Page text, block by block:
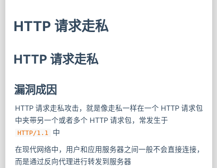
HTTP 请求走私
HTTP 请求走私
漏洞成因
HTTP 请求走私攻击，就是像走私一样在一个 HTTP 请求包
中夹带另一个或者多个 HTTP 请求包，常发生于
HTTP/1.1
中
在现代网络中，用户和应用服务器之间一般不会直接连接，
而是通过反向代理进行转发到服务器